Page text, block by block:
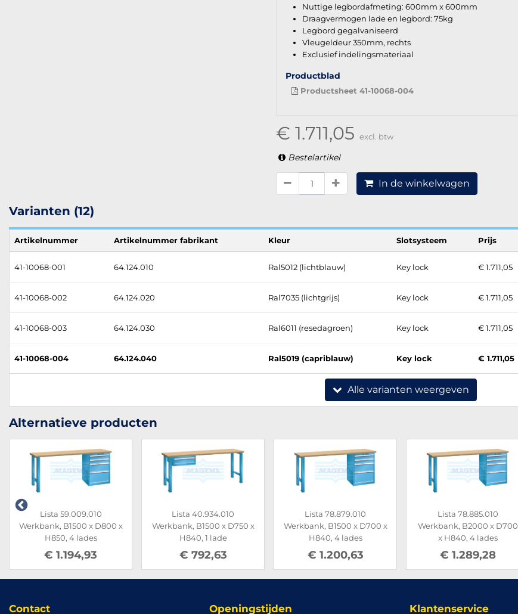
Nuttige legbordafmeting: 600mm x 600mm
Draagvermogen lade en legbord: 75kg
Legbord gegalvaniseerd
Vleugeldeur 350mm, rechts
Exclusief indelingsmateriaal
Productblad
Productsheet 41-10068-004
€ 1.711,05 excl. btw
Bestelartikel
In de winkelwagen
Varianten (12)
Artikelnummer Artikelnummer fabrikant Kleur Slotsysteem Prijs
41-10068-001 64.124.010 Ral5012 (lichtblauw) Key lock € 1.711,05
41-10068-002 64.124.020 Ral7035 (lichtgrijs) Key lock € 1.711,05
41-10068-003 64.124.030 Ral6011 (resedagroen) Key lock € 1.711,05
41-10068-004 64.124.040 Ral5019 (capriblauw) Key lock € 1.711,05
Alle varianten weergeven
Alternatieve producten
Lista 59.009.010
Werkbank, B1500 x D800 x
H850, 4 lades
€ 1.194,93
Lista 40.934.010
Werkbank, B1500 x D750 x
H840, 1 lade
€ 792,63
Lista 78.879.010
Werkbank, B1500 x D700 x
H840, 4 lades
€ 1.200,63
Lista 78.885.010
Werkbank, B2000 x D700
x H840, 4 lades
€ 1.289,28
Contact Openingstijden Klantenservice